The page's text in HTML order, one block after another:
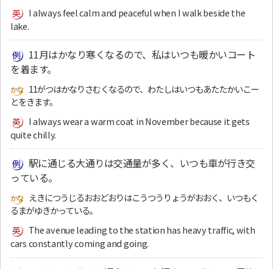
I always feel calm and peaceful when I walk beside the
lake.
11月はかなり寒くなるので、私はいつも暖かいコート
を着ます。
11がつはかなりさむくなるので、わたしはいつもあたたかいこー
とをきます。
I always wear a warm coat in November because it gets
quite chilly.
駅に通じる大通りは交通量が多く、いつも車が行き交
っている。
えきにつうじるおおどおりはこうつうりょうがおおく、いつもく
るまがゆきかっている。
The avenue leading to the station has heavy traffic, with
cars constantly coming and going.